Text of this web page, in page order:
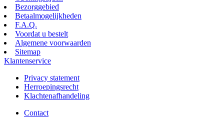
Bezorggebied
Betaalmogelijkheden
F.A.Q.
Voordat u bestelt
Algemene voorwaarden
Sitemap
Klantenservice
Privacy statement
Herroepingsrecht
Klachtenafhandeling
Contact